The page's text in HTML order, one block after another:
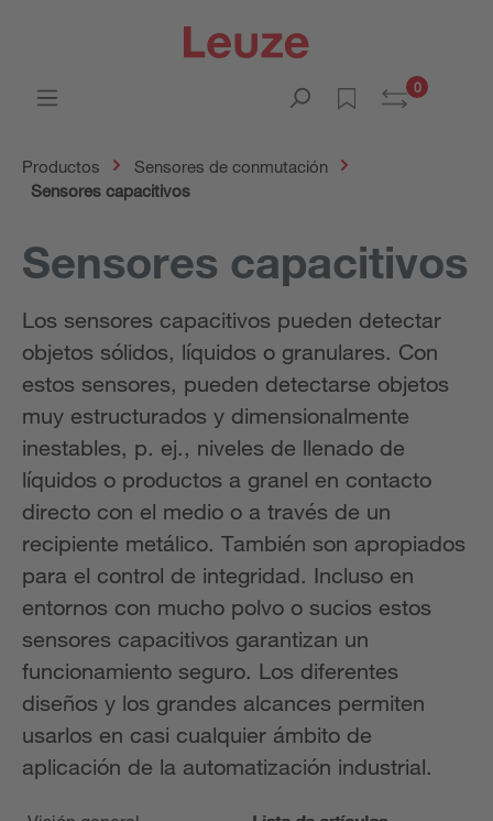
0
Productos
Sensores de conmutación
Sensores capacitivos
Sensores capacitivos
Los sensores capacitivos pueden detectar
objetos sólidos, líquidos o granulares. Con
estos sensores, pueden detectarse objetos
muy estructurados y dimensionalmente
inestables, p. ej., niveles de llenado de
líquidos o productos a granel en contacto
directo con el medio o a través de un
recipiente metálico. También son apropiados
para el control de integridad. Incluso en
entornos con mucho polvo o sucios estos
sensores capacitivos garantizan un
funcionamiento seguro. Los diferentes
diseños y los grandes alcances permiten
usarlos en casi cualquier ámbito de
aplicación de la automatización industrial.